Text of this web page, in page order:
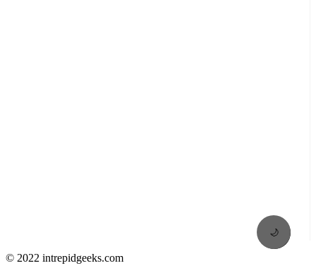
🌙
© 2022 intrepidgeeks.com